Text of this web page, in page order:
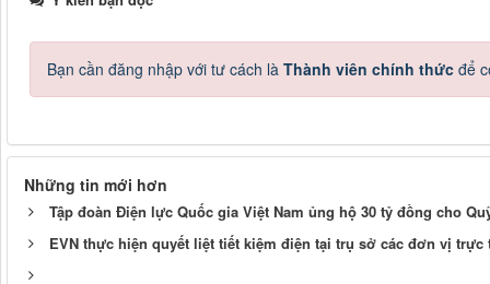
Bạn cần đăng nhập với tư cách là Thành viên chính thức để
Những tin mới hơn
Tập đoàn Điện lực Quốc gia Việt Nam ủng hộ 30 tỷ đồng cho
EVN thực hiện quyết liệt tiết kiệm điện tại trụ sở các đơn vị trực